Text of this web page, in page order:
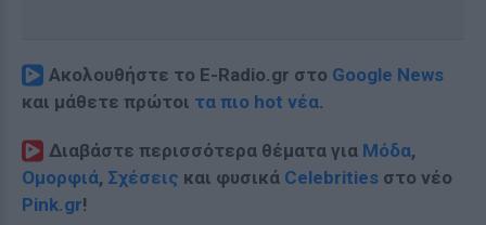
Ακολουθήστε το E-Radio.gr στο Google News
και μάθετε πρώτοι τα πιο hot νέα.
Διαβάστε περισσότερα θέματα για Μόδα,
Ομορφιά, Σχέσεις και φυσικά Celebrities στο νέο
Pink.gr!